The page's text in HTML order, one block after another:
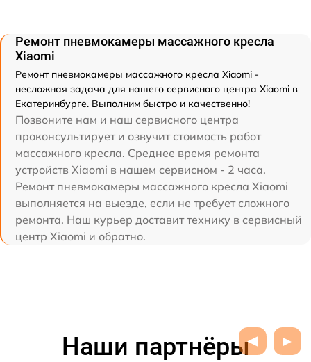
Ремонт пневмокамеры массажного кресла
Xiaomi
Ремонт пневмокамеры массажного кресла Xiaomi -
несложная задача для нашего сервисного центра Xiaomi в
Екатеринбурге. Выполним быстро и качественно!
Позвоните нам и наш сервисного центра
проконсультирует и озвучит стоимость работ
массажного кресла. Среднее время ремонта
устройств Xiaomi в нашем сервисном - 2 часа.
Ремонт пневмокамеры массажного кресла Xiaomi
выполняется на выезде, если не требует сложного
ремонта. Наш курьер доставит технику в сервисный
центр Xiaomi и обратно.
Наши партнёры